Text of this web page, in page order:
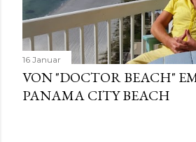
16 Januar
VON "DOCTOR BEACH"
PANAMA CITY BEACH